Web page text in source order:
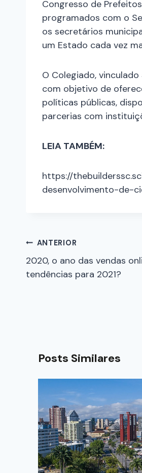
Congresso de
programados com o
os secretários
um Estado cada vez
O Colegiado,
com objetivo de
políticas públicas,
parcerias com
LEIA TAMBÉM:
https://
desenvolvimento-de-
ANTERIOR
2020, o ano das vendas
tendências para 2021?
Posts Similares